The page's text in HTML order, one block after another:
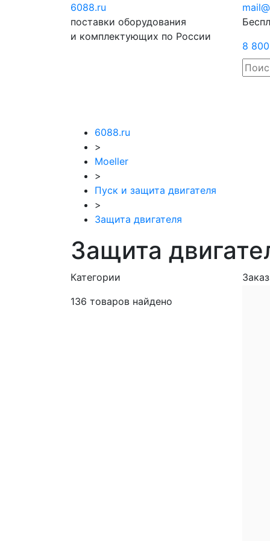
6088.ru
поставки оборудования
и комплектующих по России
8
6088.ru
>
Moeller
>
Пуск и защита двигателя
>
Защита двигателя
Защита
Категории
136 товаров найдено
Отправить